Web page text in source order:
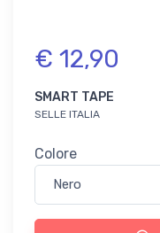
€ 12,90
SMART TAPE
SELLE ITALIA
Colore